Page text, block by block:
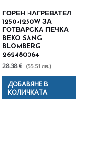
ГОРЕН НАГРЕВАТЕЛ
1250+1250W ЗА
ГОТВАРСКА ПЕЧКА
BEKO SANG
BLOMBERG
262480064
28.38 € (55.51 лв.)
ДОБАВЯНЕ В
КОЛИЧКАТА